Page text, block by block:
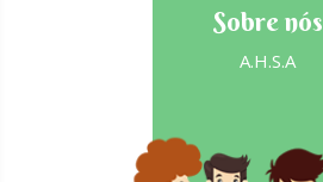
Sobre nós
A.H.S.A